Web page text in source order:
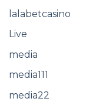
lalabetcasino
Live
media
media111
media22